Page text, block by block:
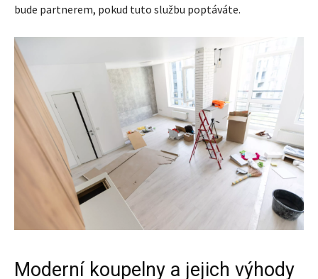
bude partnerem, pokud tuto službu poptáváte.
Moderní koupelny a jejich výhody